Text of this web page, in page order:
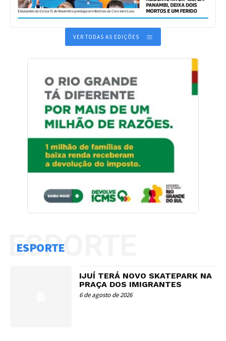
VER TODAS AS EDIÇÕES
ESPORTE
ESPORTE
IJUÍ TERÁ NOVO SKATEPARK NA
PRAÇA DOS IMIGRANTES
6 de agosto de 2026